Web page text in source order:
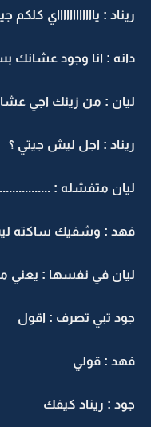
ريناد : يااااااااااااي
دانه : انا وجود عشانك
ليان : من زينك اجي
ريناد : اجل ليش جيتي ؟
ليان متفشله :
فهد : وشفيك ساكته
ليان في نفسها : يعني
جود تبي تصرف : اقول
فهد : قولي
جود : ريناد كيفك